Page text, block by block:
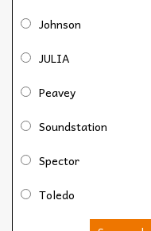
Johnson
JULIA
Peavey
Soundstation
Spector
Toledo